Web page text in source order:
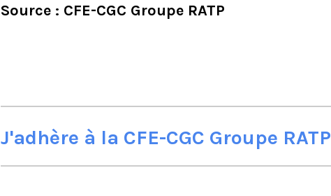
Source : CFE-CGC Groupe RATP
J'adhère à la CFE-CGC Groupe RATP